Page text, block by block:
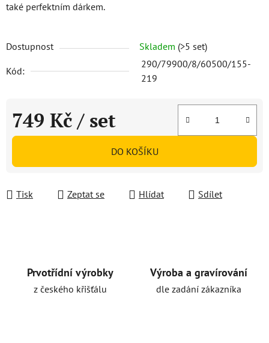
také perfektním dárkem.
Dostupnost Skladem (>5 set)
Kód:
290/79900/8/60500/155-
219
749 Kč / set
Měrná cena:
DO KOŠÍKU
Tisk Zeptat se Hlídat Sdílet
Prvotřídní výrobky
z českého křišťálu
Výroba a gravírování
dle zadání zákazníka